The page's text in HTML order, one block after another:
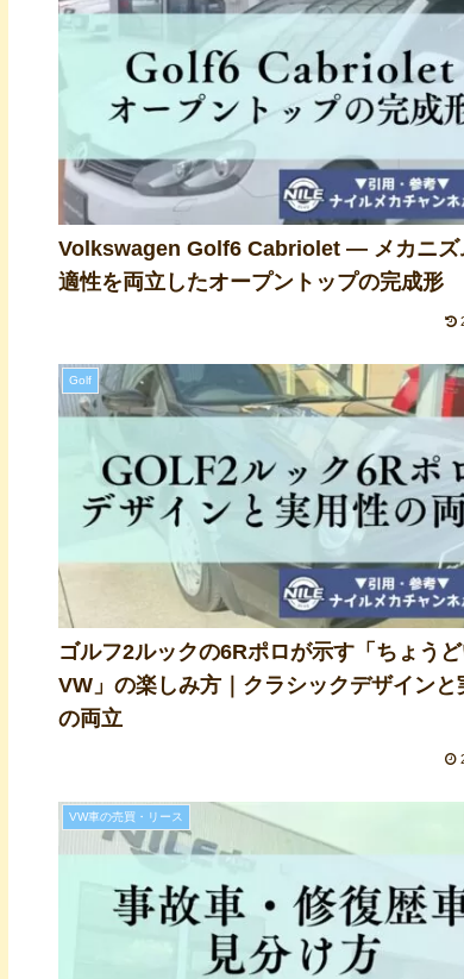
Volkswagen Golf6 Cabriolet ― メカニズ
適性を両立したオープントップの完成形
Golf
ゴルフ2ルックの6Rポロが示す「ちょう
VW」の楽しみ方｜クラシックデザインと
の両立
VW車の売買・リース